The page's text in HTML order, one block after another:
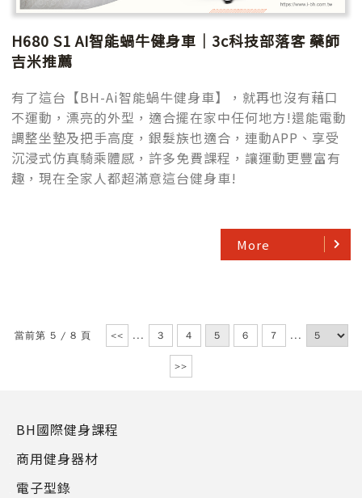
H680 S1 AI智能蝸牛健身車｜3c科技部落客 藥師
吉米推薦
有了這台【BH-Ai智能蝸牛健身車】，就再也沒有藉口
不運動，漂亮的外型，適合擺在家中任何地方!還能電動
調整坐墊及把手高度，銀髮族也適合，連動APP、享受
沉浸式仿真騎乘體感，許多免費課程，讓運動更豐富有
趣，現在全家人都超滿意這台健身車!
More
當前第 5 / 8 頁 << ... 3 4 5 6 7 ...
>>
BH國際健身課程
商用健身器材
電子型錄